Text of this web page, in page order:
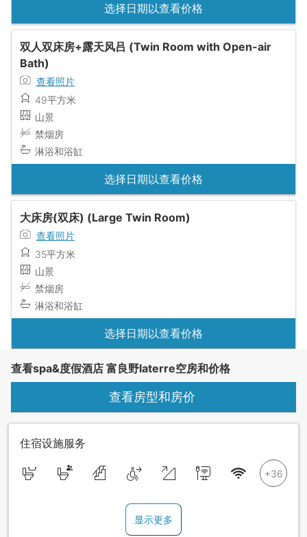
选择日期以查看价格
双人双床房+露天风吕 (Twin Room with Open-air
Bath)
查看照片
49平方米
山景
禁烟房
淋浴和浴缸
选择日期以查看价格
大床房(双床) (Large Twin Room)
查看照片
35平方米
山景
禁烟房
淋浴和浴缸
选择日期以查看价格
查看spa&度假酒店 富良野laterre空房和价格
查看房型和房价
住宿设施服务
显示更多